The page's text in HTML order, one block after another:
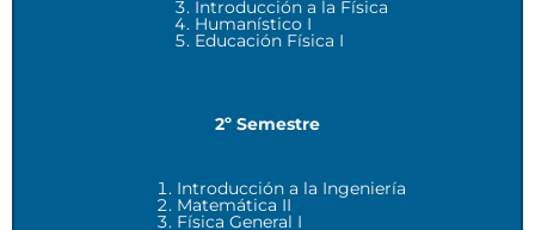
Introducción a la Física
Humanístico I
Educación Física I
2º Semestre
Introducción a la Ingeniería
Matemática II
Física General I